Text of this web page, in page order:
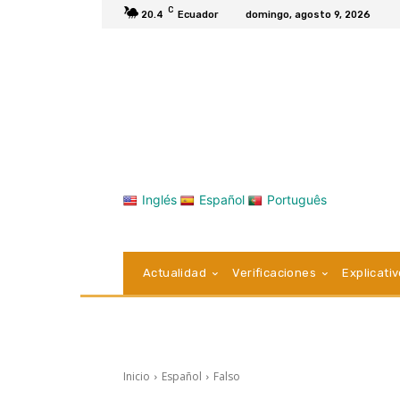
20.4 C Ecuador domingo, agosto 9, 2026
Inglés Español Português
Actualidad Verificaciones
Inicio Español Falso